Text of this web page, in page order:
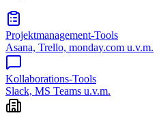
Projektmanagement-Tools
Asana, Trello, monday.com u.v.m.
Kollaborations-Tools
Slack, MS Teams u.v.m.